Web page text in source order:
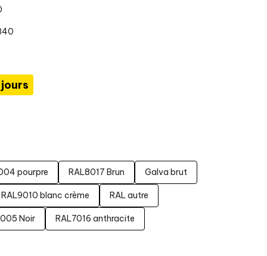
pourpre RAL8017 Brun Galva brut
RAL9010 blanc crème RAL autre
Noir RAL7016 anthracite